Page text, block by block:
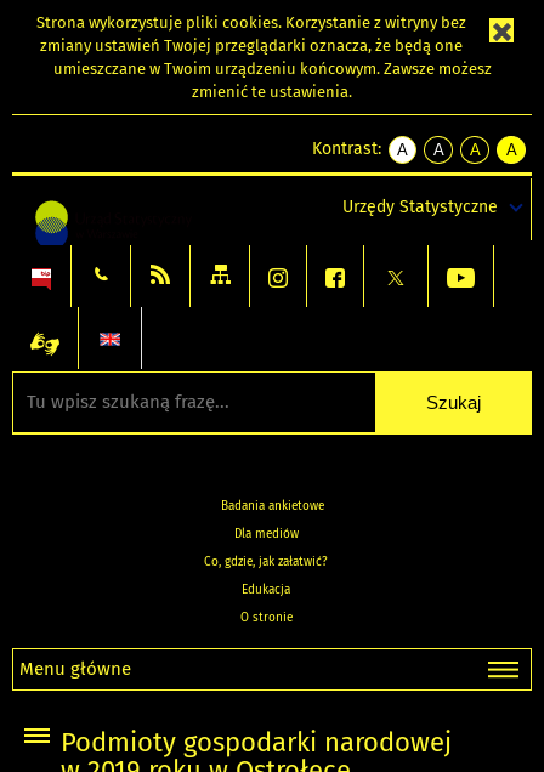
Strona wykorzystuje pliki cookies. Korzystanie z witryny bez
zmiany ustawień Twojej przeglądarki oznacza, że będą one
umieszczane w Twoim urządzeniu końcowym. Zawsze możesz
zmienić te ustawienia.
Kontrast:
A
kontrast
A
kontrast
tekst
czarnym
A
kontrast
tekst
czarnym
A
tekst
żółtym
Urzędy Statystyczne
Badania ankietowe
Dla mediów
Co, gdzie, jak załatwić?
Edukacja
O stronie
Menu główne
Podmioty gospodarki narodowej